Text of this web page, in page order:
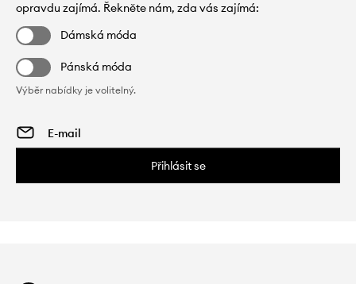
opravdu zajímá. Řekněte nám, zda vás zajímá:
Dámská móda
Pánská móda
Výběr nabídky je volitelný.
Přihlásit se